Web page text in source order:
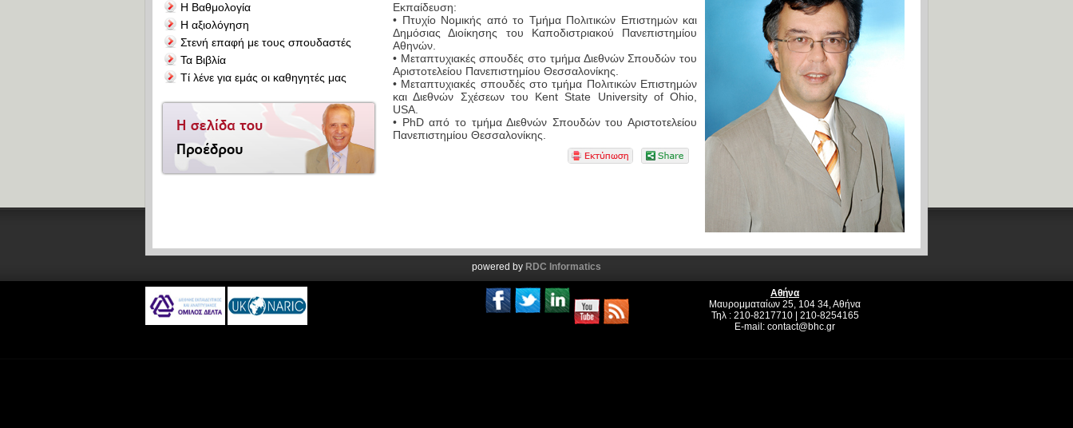
Η Βαθμολογία
Η αξιολόγηση
Στενή επαφή με τους σπουδαστές
Τα Βιβλία
Τί λένε για εμάς οι καθηγητές μας
Εκπαίδευση:
• Πτυχίο Νομικής από το Τμήμα Πολιτικών Επιστημών και
Δημόσιας Διοίκησης του Καποδιστριακού Πανεπιστημίου
Αθηνών.
• Μεταπτυχιακές σπουδές στο τμήμα Διεθνών Σπουδών του
Αριστοτελείου Πανεπιστημίου Θεσσαλονίκης.
• Μεταπτυχιακές σπουδές στο τμήμα Πολιτικών Επιστημών
και Διεθνών Σχέσεων του Kent State University of Ohio,
USA.
• PhD από το τμήμα Διεθνών Σπουδών του Αριστοτελείου
Πανεπιστημίου Θεσσαλονίκης.
powered by RDC Informatics
Αθήνα
Μαυρομματαίων 25, 104 34, Αθήνα
Τηλ : 210-8217710 | 210-8254165
E-mail: contact@bhc.gr